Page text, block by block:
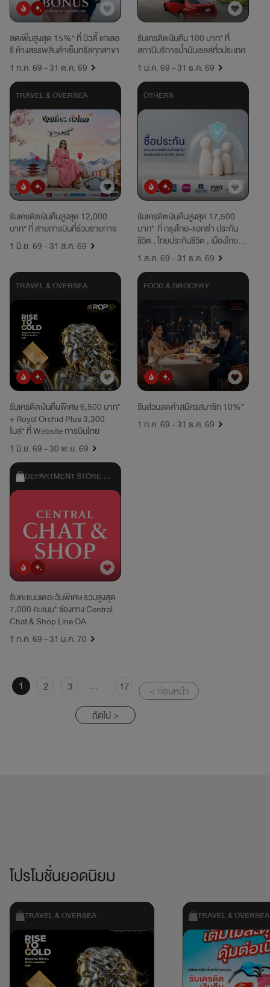
ยอดนิยมมาใหม่
ลดเพิ่มสูงสุด 15%* ที่ บิวตี้ แกเลอ
รี ห้างสรรพสินค้าเซ็นทรัลทุกสาขา
1 ก.ค. 69 - 31 ต.ค. 69
รับเครดิตเงินคืน 100 บาท* ที่
สถานีบริการน้ำมันเชลล์ทั่วประเทศ
1 ม.ค. 69 - 31 ธ.ค. 69
TRAVEL & OVERSEA
ยอดนิยมมาใหม่
รับเครดิตเงินคืนสูงสุด 12,000
บาท* ที่ สายการบินที่ร่วมรายการ
1 มิ.ย. 69 - 31 ส.ค. 69
OTHERS
ยอดนิยมมาใหม่
รับเครดิตเงินคืนสูงสุด 17,500
บาท* ที่ กรุงไทย-แอกซ่า ประกัน
ชีวิต , ไทยประกันชีวิต , เมืองไทย
ประกันชีวิต , วิริยะประกันภัย , เอฟ
ดับบลิวดี ประกันชีวิต , อลิอันซ์
อยุธยา ประกันชีวิต
1 ส.ค. 69 - 31 ธ.ค. 69
TRAVEL & OVERSEA
ยอดนิยมมาใหม่
รับเครดิตเงินคืนพิเศษ 6,500 บาท*
+ Royal Orchid Plus 3,300
ไมล์* ที่ Website การบินไทย
1 มิ.ย. 69 - 30 พ.ย. 69
FOOD & GROCERY
ยอดนิยมมาใหม่
รับส่วนลดค่าสมัครสมาชิก 10%*
1 ก.ค. 69 - 31 ธ.ค. 69
DEPARTMENT STORE &
SHOPPING
ยอดนิยมมาใหม่
รับคะแนนเดอะวันพิเศษ รวมสูงสุด
7,000 คะแนน* ช่องทาง Central
Chat & Shop Line OA
(@Centralofficial), LINE OA
ของสาขาเซ็นทรัล และ Facebook
1 ก.ค. 69 - 31 ม.ค. 70
< ก่อนหน้า
1 2 3 ...
17
ถัดไป >
โปรโมชั่นยอดนิยม
TRAVEL & OVERSEA TRAVEL & OVERSEA